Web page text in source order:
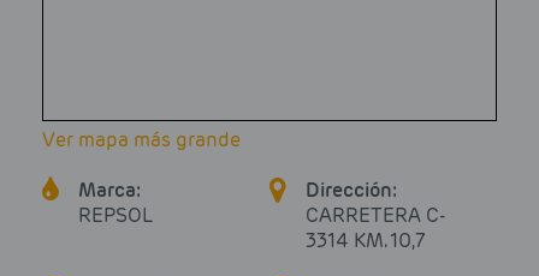
Ver mapa más grande
Marca:
REPSOL
Dirección:
CARRETERA C-
3314 KM. 10,7